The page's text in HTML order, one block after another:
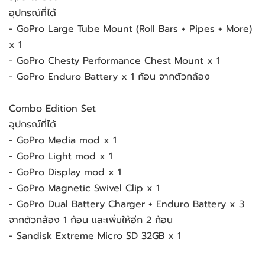
อุปกรณ์ที่ได้
- GoPro Large Tube Mount (Roll Bars + Pipes + More)
x 1
- GoPro Chesty Performance Chest Mount x 1
- GoPro Enduro Battery x 1 ก้อน จากตัวกล้อง
Combo Edition Set
อุปกรณ์ที่ได้
- GoPro Media mod x 1
- GoPro Light mod x 1
- GoPro Display mod x 1
- GoPro Magnetic Swivel Clip x 1
- GoPro Dual Battery Charger + Enduro Battery x 3
จากตัวกล้อง 1 ก้อน และเพิ่มให้อีก 2 ก้อน
- Sandisk Extreme Micro SD 32GB x 1